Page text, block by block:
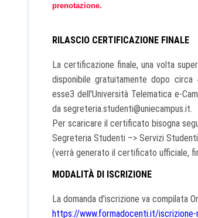
prenotazione.
RILASCIO CERTIFICAZIONE FINALE
La certificazione finale, una volta
disponibile gratuitamente dopo
esse3 dell'Università Telematica e-
da segreteria.studenti@uniecampus.it.
Per scaricare il certificato bisogna
Segreteria Studenti –> Servizi Studenti
(verrà generato il certificato ufficiale,
MODALITÀ DI ISCRIZIONE
La domanda d'iscrizione va compilata
https://www.formadocenti.it/iscrizione-